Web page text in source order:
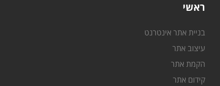
ראשי
בניית אתר אינטרנט
עיצוב אתר
הקמת אתר
קידום אתר